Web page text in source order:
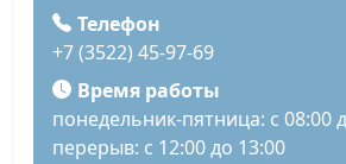
Телефон
+7 (3522) 45-97-69
Время работы
понедельник-пятница: с 08:00
перерыв: с 12:00 до 13:00